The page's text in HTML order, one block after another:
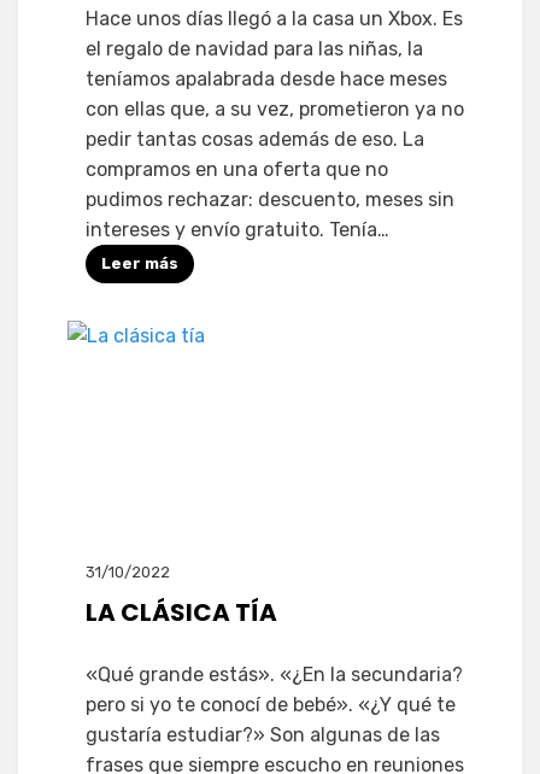
Hace unos días llegó a la casa un Xbox. Es
el regalo de navidad para las niñas, la
teníamos apalabrada desde hace meses
con ellas que, a su vez, prometieron ya no
pedir tantas cosas además de eso. La
compramos en una oferta que no
pudimos rechazar: descuento, meses sin
intereses y envío gratuito. Tenía…
Leer más
31/10/2022
LA CLÁSICA TÍA
«Qué grande estás». «¿En la secundaria?
pero si yo te conocí de bebé». «¿Y qué te
gustaría estudiar?» Son algunas de las
frases que siempre escucho en reuniones